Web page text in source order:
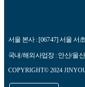
서울 본사 : [06747] 서울 서
국내/해외사업장 : 안산/울
COPYRIGHT© 2024